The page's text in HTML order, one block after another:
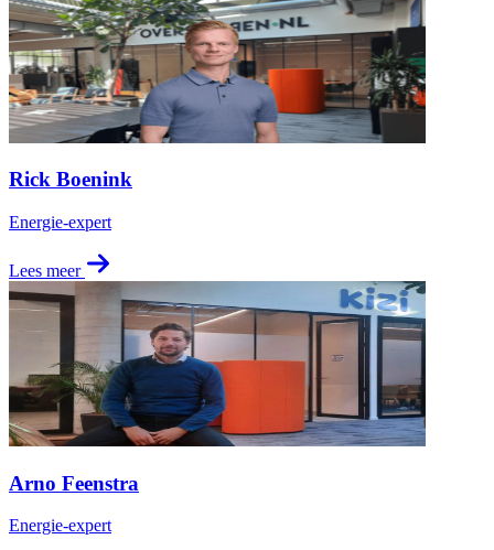
Rick Boenink
Energie-expert
Lees meer
Arno Feenstra
Energie-expert